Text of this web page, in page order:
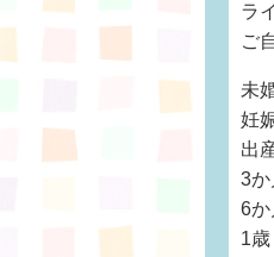
ラ
ご
未
妊
出
3か
6か
1歳